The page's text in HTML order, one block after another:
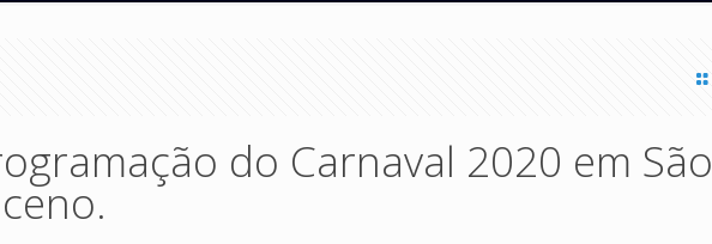
do Carnaval 2020 em São